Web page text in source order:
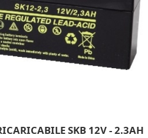
SKB 12V - 2.3AH